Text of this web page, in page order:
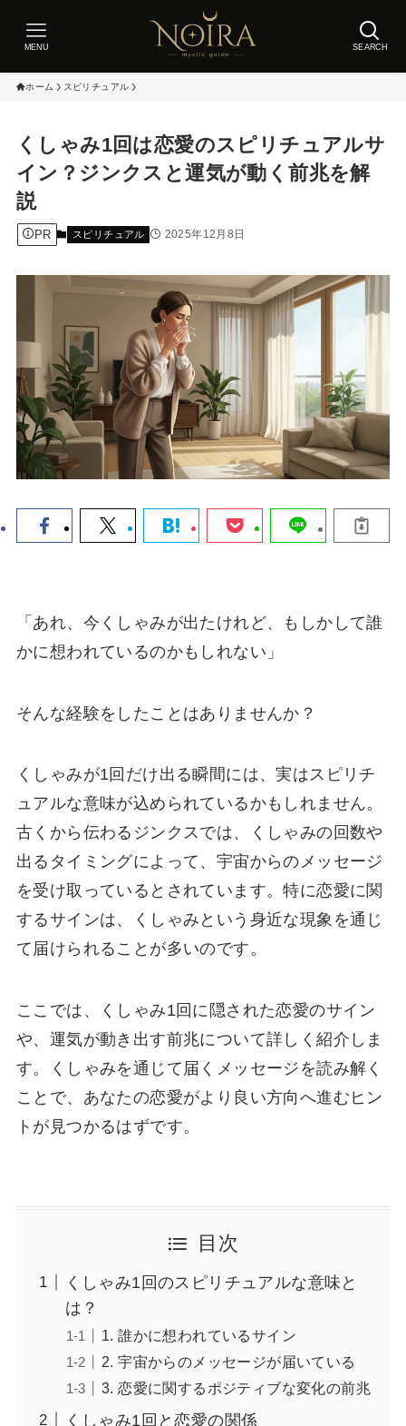
SEARCH
MENU
ホーム スピリチュアル
くしゃみ1回は恋愛のスピリチュアルサ
イン？ジンクスと運気が動く前兆を解
説
PR スピリチュアル 2025年12月8日
「あれ、今くしゃみが出たけれど、もしかして誰
かに想われているのかもしれない」
そんな経験をしたことはありませんか？
くしゃみが1回だけ出る瞬間には、実はスピリチ
ュアルな意味が込められているかもしれません。
古くから伝わるジンクスでは、くしゃみの回数や
出るタイミングによって、宇宙からのメッセージ
を受け取っているとされています。特に恋愛に関
するサインは、くしゃみという身近な現象を通じ
て届けられることが多いのです。
ここでは、くしゃみ1回に隠された恋愛のサイン
や、運気が動き出す前兆について詳しく紹介しま
す。くしゃみを通じて届くメッセージを読み解く
ことで、あなたの恋愛がより良い方向へ進むヒン
トが見つかるはずです。
目次
くしゃみ1回のスピリチュアルな意味と
は？
1. 誰かに想われているサイン
2. 宇宙からのメッセージが届いている
3. 恋愛に関するポジティブな変化の前兆
くしゃみ1回と恋愛の関係